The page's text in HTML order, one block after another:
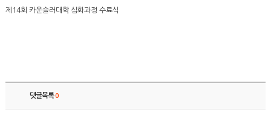
제14회 카운슬러대학 심화과정 수료식
댓글목록0